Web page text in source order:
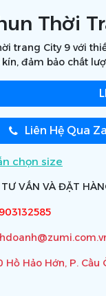
Thời
trang City 9 với
đảm bảo chất
Liên Hệ Qua
chọn size
VẤN VÀ ĐẶT
Hồ Hảo Hớn, P. Cầu